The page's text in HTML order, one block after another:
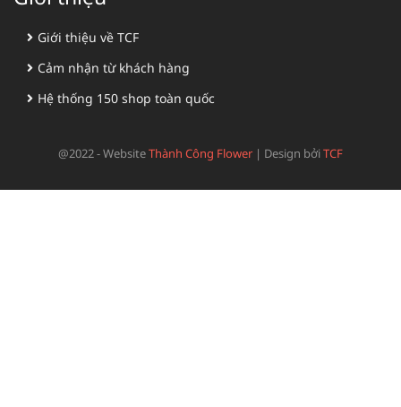
Giới thiệu về TCF
Cảm nhận từ khách hàng
Hệ thống 150 shop toàn quốc
@2022 - WebsiteThành Công Flower | Design bởiTCF